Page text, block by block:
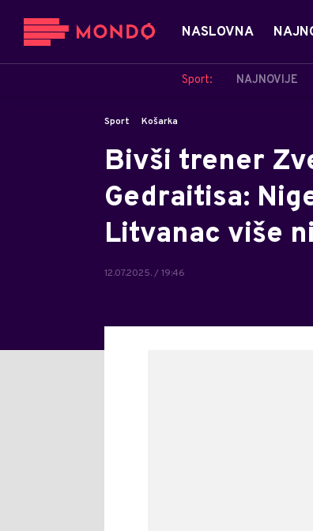
NASLOVNA
Sport: NAJNOVIJE
Sport Košarka
Bivši trener
Gedraitisa:
Litvanac više
12.07.2025. / 19:46